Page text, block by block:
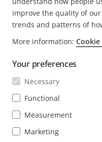
FOOTER
CONTACT
Neem contact met ons op
Experience Center
NIEUWS EN VERHALEN
Klantverhalen
Life at Axis
Engineering at Axis
ABONNEREN
Abonneren op de
Abonneer u op e-mails
improve the quality of our
trends and patterns of
More information:
Your preferences
Necessary
Functional
Measurement
Marketing